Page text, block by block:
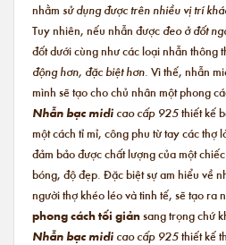
nhằm sử dụng được trên nhiều vị trí
Tuy nhiên, nếu nhẫn được đeo ở đốt
đốt dưới cùng như các loại nhẫn thông
động hơn, đặc biệt hơn. Vì thế, nhẫn
mình sẽ tạo cho chủ nhân một phong
Nhẫn bạc midi cao cấp 925thiết kế
một cách tỉ mỉ, công phu từ tay các thợ
đảm bảo được chất lượng của một
bóng, độ đẹp. Đặc biệt sự am hiểu về
người thợ khéo léo và tinh tế, sẽ tạo ra
phong cách tối giảnsang trọng chứ
Nhẫn bạc midi cao cấp 925thiết kế